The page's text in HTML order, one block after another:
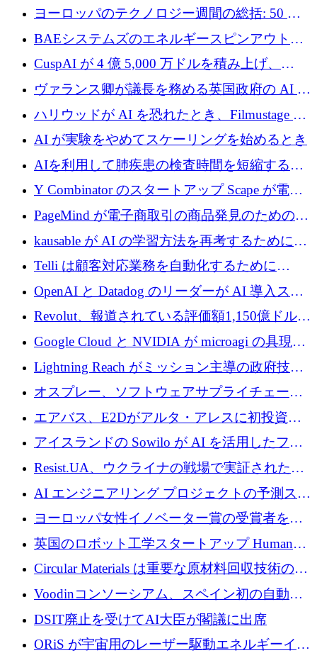
のために 300 万ユーロを調達
ヨーロッパのテクノロジー週間の総括: 50 以
上の取引に 10 億ユーロ以上を投資
BAEシステムズのエネルギースピンアウト原
子力タービンが1500万ポンドの資金調達でス
テルスから浮上
CuspAI が 4 億 5,000 万ドルを積み上げ、
Resist.UA が 5,000 万ユーロの基金を立ち上
げ、DSIT が廃止される
ヴァランス卿が議長を務める英国政府の AI タ
スクフォースが発足
ハリウッドが AI を恐れたとき、Filmustage は
代わりにプリプロダクションに賭けました
AI が実験をやめてスケーリングを始めるとき
AIを利用して肺疾患の検査時間を短縮する英
国のヘルステック挑戦者が1900万ドルを獲得
Y Combinator のスタートアップ Scape が電子
メールを再考するために 320 万ドルを調達し
てステルスから浮上
PageMind が電子商取引の商品発見のための
AI を拡張するために 120 万ユーロを調達
kausable が AI の学習方法を再考するために
1,200 万ユーロを調達
Telli は顧客対応業務を自動化するために
1,500 万ドルのシードを確保
OpenAI と Datadog のリーダーが AI 導入スタ
ートアップ Arrakis を支援
Revolut、報道されている評価額1,150億ドルで
の新たな二次株式売却を確認
Google Cloud と NVIDIA が microagi の具現化
された AI の野望を推進
Lightning Reach がミッション主導の政府技術
グループとしてポートフォリオを拡大し ETG
に買収
オスプレー、ソフトウェアサプライチェーン
攻撃を阻止するために265万ドルを確保
エアバス、E2Dがアルタ・アレスに初投資、
欧州防衛技術ファンドに5億ユーロを拠出
アイスランドの Sowilo が AI を活用したファ
ッション製品インテリジェンス プラットフォ
ームを拡大するためにプレシードを調達
Resist.UA、ウクライナの戦場で実証された防
衛技術を拡大するために5,000万ユーロの欧州
基金を立ち上げる
AI エンジニアリング プロジェクトの予測スタ
ートアップ Cascade が a16z アクセラレータか
らの支援を獲得
ヨーロッパ女性イノベーター賞の受賞者を紹
介します
英国のロボット工学スタートアップ Humanoid
がシリーズ A 1 億 5,200 万ドルで評価額 13 億
5,000 万ドルに到達
Circular Materials は重要な原材料回収技術の拡
張に 1,180 万ユーロを確保
Voodinコンソーシアム、スペイン初の自動木
製ブレード工場の建設にEU補助金4,800万ユ
ーロを確保
DSIT廃止を受けてAI大臣が閣議に出席
ORiS が宇宙用のレーザー駆動エネルギーイン